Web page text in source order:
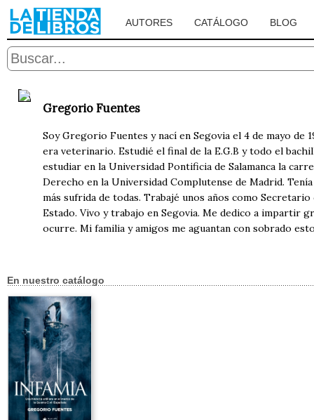
AUTORES CATÁLOGO BLOG
Gregorio Fuentes
Soy Gregorio Fuentes y nací en Segovia el 4 de mayo de
era veterinario. Estudié el final de la E.G.B y todo el
estudiar en la Universidad Pontificia de Salamanca la
Derecho en la Universidad Complutense de Madrid.
más sufrida de todas. Trabajé unos años como
Estado. Vivo y trabajo en Segovia. Me dedico a impartir
ocurre. Mi familia y amigos me aguantan con sobrado
En nuestro catálogo